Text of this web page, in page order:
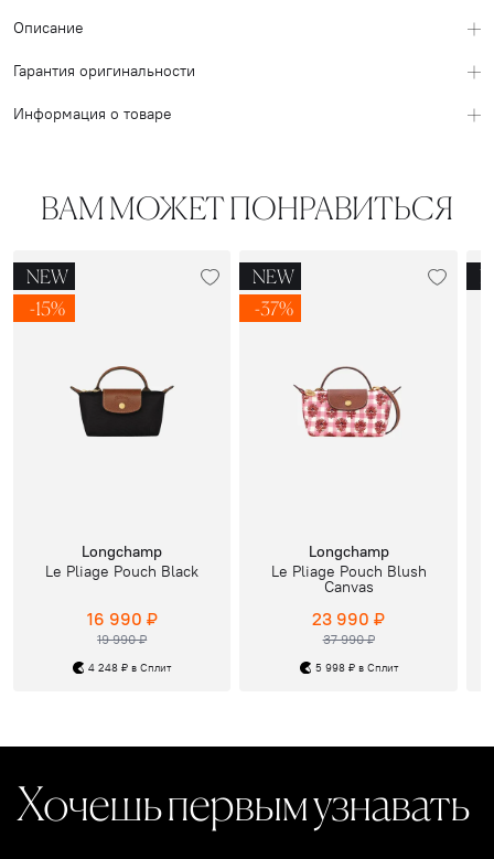
Описание
Гарантия оригинальности
Информация о товаре
ВАМ МОЖЕТ ПОНРАВИТЬСЯ
NEW
-15%
Longchamp
Le Pliage Pouch Black
19 990 ₽
16 990 ₽
4 248 ₽ в Сплит
NEW
-37%
Longchamp
Le Pliage Pouch Blush
Canvas
37 990 ₽
23 990 ₽
5 998 ₽ в Сплит
Хочешь первым узнавать